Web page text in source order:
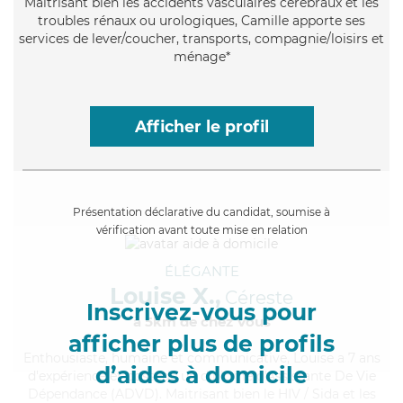
troubles rénaux ou urologiques, Camille apporte ses
services de lever/coucher, transports, compagnie/loisirs et
ménage*
Afficher le profil
Présentation déclarative du candidat, soumise à
vérification avant toute mise en relation
Inscrivez-vous pour
afficher plus de profils
d’aides à domicile
ÉLÉGANTE
Louise X., Céreste
à 5km de chez Vous
, humaine et communicative, Louise a 7 ans
d'expérience et possède un diplôme d'Assistante De Vie